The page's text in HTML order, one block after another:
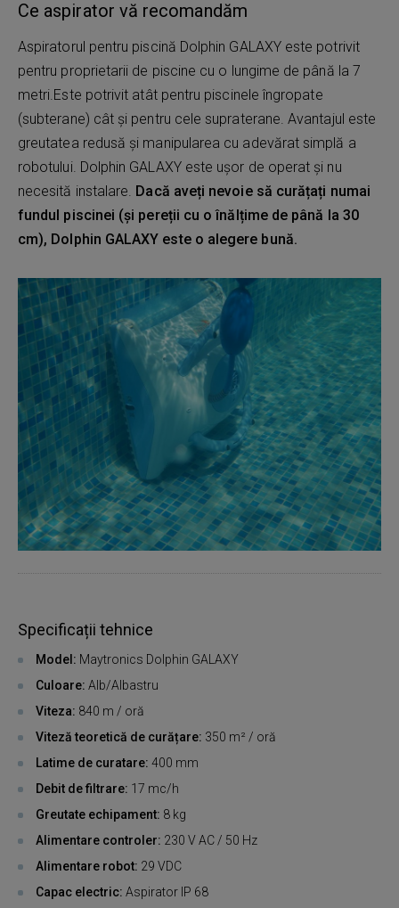
Ce aspirator vă recomandăm
Aspiratorul pentru piscină Dolphin GALAXY este potrivit
pentru proprietarii de piscine cu o lungime de până la 7
metri.Este potrivit atât pentru piscinele îngropate
(subterane) cât și pentru cele supraterane. Avantajul este
greutatea redusă și manipularea cu adevărat simplă a
robotului. Dolphin GALAXY este ușor de operat și nu
necesită instalare. Dacă aveți nevoie să curățați numai
fundul piscinei (și pereții cu o înălțime de până la 30
cm), Dolphin GALAXY este o alegere bună.
Specificații tehnice
Model: Maytronics Dolphin GALAXY
Culoare: Alb/Albastru
Viteza: 840 m / oră
Viteză teoretică de curățare: 350 m² / oră
Latime de curatare: 400 mm
Debit de filtrare: 17 mc/h
Greutate echipament: 8 kg
Alimentare controler: 230 V AC / 50 Hz
Alimentare robot: 29 VDC
Capac electric: Aspirator IP 68